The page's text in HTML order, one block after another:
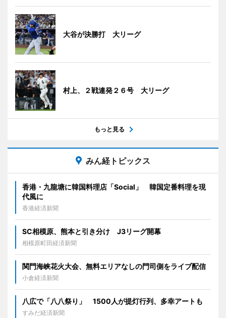
大谷が決勝打 大リーグ
村上、２戦連発２６号 大リーグ
もっと見る
みん経トピックス
香港・九龍塘に韓国料理店「Social」 韓国定番料理を現
代風に
香港経済新聞
SC相模原、熊本と引き分け J3リーグ開幕
相模原町田経済新聞
関門海峡花火大会、無料エリアなしの門司側をライブ配信
小倉経済新聞
八広で「八八祭り」 1500人が提灯行列、多幸アートも
すみだ経済新聞